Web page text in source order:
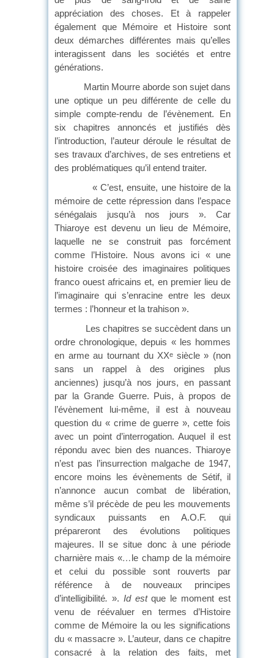
appréciation des choses. Et à rappeler
également que Mémoire et Histoire sont
deux démarches différentes mais qu’elles
interagissent dans les sociétés et entre
générations.
Martin Mourre aborde son sujet dans
une optique un peu différente de celle du
simple compte-rendu de l’évènement. En
six chapitres annoncés et justifiés dès
l’introduction, l’auteur déroule le résultat de
ses travaux d’archives, de ses entretiens et
des problématiques qu’il entend traiter.
« C’est, ensuite, une histoire de la
mémoire de cette répression dans l’espace
sénégalais jusqu’à nos jours ». Car
Thiaroye est devenu un lieu de Mémoire,
laquelle ne se construit pas forcément
comme l’Histoire. Nous avons ici « une
histoire croisée des imaginaires politiques
franco ouest africains et, en premier lieu de
l’imaginaire qui s’enracine entre les deux
termes : l’honneur et la trahison ».
Les chapitres se succèdent dans un
ordre chronologique, depuis « les hommes
en arme au tournant du XXe siècle » (non
sans un rappel à des origines plus
anciennes) jusqu’à nos jours, en passant
par la Grande Guerre. Puis, à propos de
l’évènement lui-même, il est à nouveau
question du « crime de guerre », cette fois
avec un point d’interrogation. Auquel il est
répondu avec bien des nuances. Thiaroye
n’est pas l’insurrection malgache de 1947,
encore moins les évènements de Sétif, il
n’annonce aucun combat de libération,
même s’il précède de peu les mouvements
syndicaux puissants en A.O.F. qui
prépareront des évolutions politiques
majeures. Il se situe donc à une période
charnière mais «…le champ de la mémoire
et celui du possible sont rouverts par
référence à de nouveaux principes
d’intelligibilité. ». Id estque le moment est
venu de réévaluer en termes d’Histoire
comme de Mémoire la ou les significations
du « massacre ». L’auteur, dans ce chapitre
consacré à la relation des faits, met